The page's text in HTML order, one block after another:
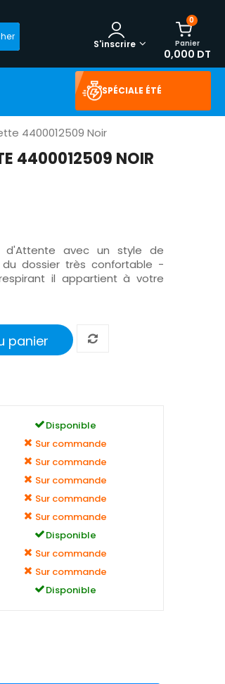
0
Panier
0,000 DT
S'inscrire
SPÉCIALE ÉTÉ
4400012509 Noir
4400012509 NOIR
avec un style de
dossier très confortable -
il appartient à votre
panier
Disponible
Sur commande
Sur commande
Sur commande
Sur commande
Sur commande
Disponible
Sur commande
Sur commande
Disponible